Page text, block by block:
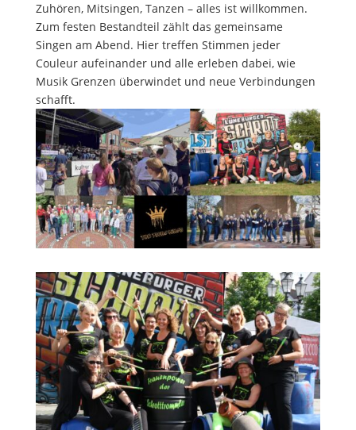
Zuhören, Mitsingen, Tanzen – alles ist willkommen.
Zum festen Bestandteil zählt das gemeinsame
Singen am Abend. Hier treffen Stimmen jeder
Couleur aufeinander und alle erleben dabei, wie
Musik Grenzen überwindet und neue Verbindungen
schafft.